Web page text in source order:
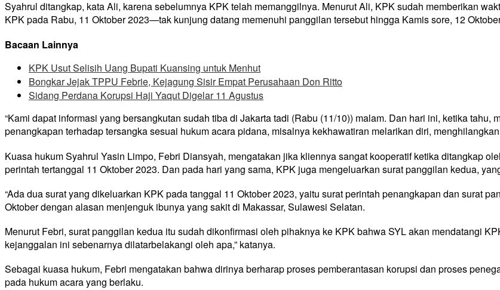
Syahrul ditangkap, kata Ali, karena sebelumnya KPK telah memanggilnya. Menurut Ali, KPK sudah memberikan
KPK pada Rabu, 11 Oktober 2023—tak kunjung datang memenuhi panggilan tersebut hingga Kamis sore, 12
Bacaan Lainnya
KPK Usut Selisih Uang Bupati Kuansing untuk Menhut
Bongkar Jejak TPPU Febrie, Kejagung Sisir Empat Perusahaan Don Ritto
Sidang Perdana Korupsi Haji Yaqut Digelar 11 Agustus
“Kami dapat informasi yang bersangkutan sudah tiba di Jakarta tadi (Rabu (11/10)) malam. Dan hari ini, ketika
penangkapan terhadap tersangka sesuai hukum acara pidana, misalnya kekhawatiran melarikan diri,
Kuasa hukum Syahrul Yasin Limpo, Febri Diansyah, mengatakan jika kliennya sangat kooperatif ketika ditangkap
perintah tertanggal 11 Oktober 2023. Dan pada hari yang sama, KPK juga mengeluarkan surat panggilan kedua,
“Ada dua surat yang dikeluarkan KPK pada tanggal 11 Oktober 2023, yaitu surat perintah penangkapan dan surat
Oktober dengan alasan menjenguk ibunya yang sakit di Makassar, Sulawesi Selatan.
Menurut Febri, surat panggilan kedua itu sudah dikonfirmasi oleh pihaknya ke KPK bahwa SYL akan mendatangi
kejanggalan ini sebenarnya dilatarbelakangi oleh apa,” katanya.
Sebagai kuasa hukum, Febri mengatakan bahwa dirinya berharap proses pemberantasan korupsi dan proses
pada hukum acara yang berlaku.